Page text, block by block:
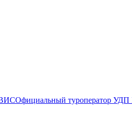
Официальный туроператор